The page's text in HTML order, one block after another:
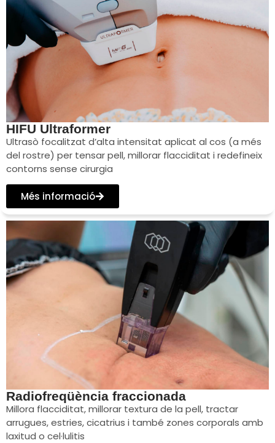
HIFU Ultraformer
Ultrasò focalitzat d’alta intensitat aplicat al cos (a més
del rostre) per tensar pell, millorar flacciditat i redefineix
contorns sense cirurgia
Més informació
Radiofreqüència fraccionada
Millora flacciditat, millorar textura de la pell, tractar
arrugues, estries, cicatrius i també zones corporals amb
laxitud o cel·lulitis